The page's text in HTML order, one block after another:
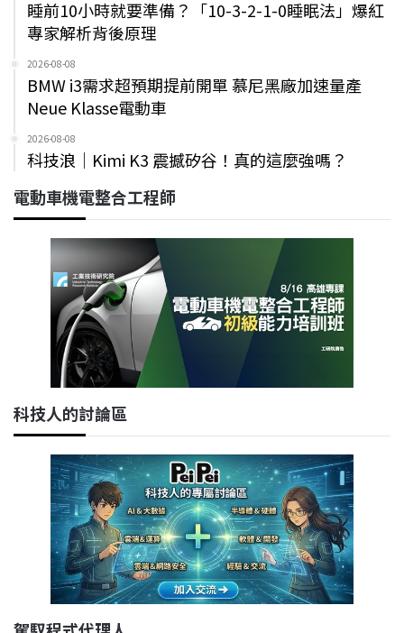
睡前10小時就要準備？「10-3-2-1-0睡眠法」爆紅
專家解析背後原理
2026-08-08
BMW i3需求超預期提前開單 慕尼黑廠加速量產
Neue Klasse電動車
2026-08-08
科技浪｜Kimi K3 震撼矽谷！真的這麼強嗎？
電動車機電整合工程師
科技人的討論區